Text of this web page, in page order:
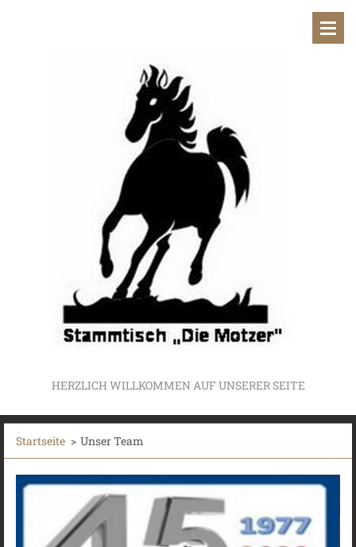
HERZLICH WILLKOMMEN AUF UNSERER SEITE
Startseite > Unser Team